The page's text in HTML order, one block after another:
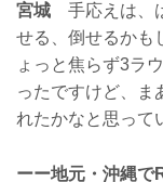
宮城 手応えは、
せる、倒せるかも
ょっと焦らず3ラ
ったですけど、ま
れたかなと思って
ーー地元・沖縄で